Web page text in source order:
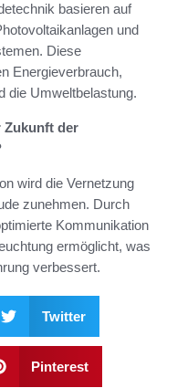
basieren auf
und
Diese
Energieverbrauch,
die Umweltbelastung.
Zukunft der
wird die Vernetzung
zunehmen. Durch
Kommunikation
ermöglicht, was
verbessert.
Twitter
Pinterest